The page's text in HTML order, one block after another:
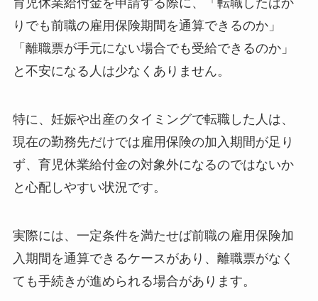
りでも前職の雇用保険期間を通算できるのか」
「離職票が手元にない場合でも受給できるのか」
と不安になる人は少なくありません。
特に、妊娠や出産のタイミングで転職した人は、
現在の勤務先だけでは雇用保険の加入期間が足り
ず、育児休業給付金の対象外になるのではないか
と心配しやすい状況です。
実際には、一定条件を満たせば前職の雇用保険加
入期間を通算できるケースがあり、離職票がなく
ても手続きが進められる場合があります。